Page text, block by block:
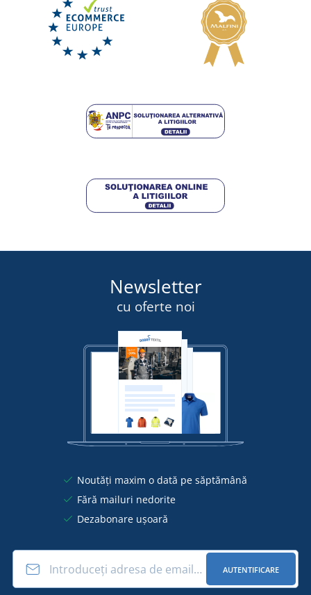
Newsletter
cu oferte noi
Noutăți maxim o dată pe săptămână
Fără mailuri nedorite
Dezabonare ușoară
AUTENTIFICARE